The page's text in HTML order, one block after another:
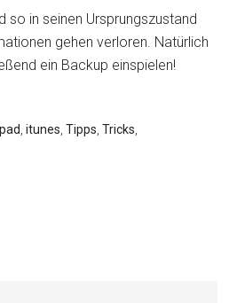
so in seinen Ursprungszustand
gehen verloren. Natürlich
ein Backup einspielen!
,itunes ,Tipps ,Tricks